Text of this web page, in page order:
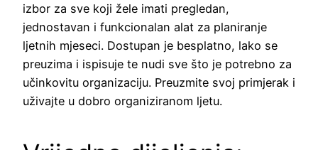
izbor za sve koji žele imati pregledan,
jednostavan i funkcionalan alat za planiranje
ljetnih mjeseci. Dostupan je besplatno, lako se
preuzima i ispisuje te nudi sve što je potrebno za
učinkovitu organizaciju. Preuzmite svoj primjerak i
uživajte u dobro organiziranom ljetu.